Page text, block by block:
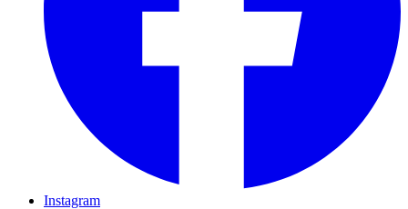
Instagram